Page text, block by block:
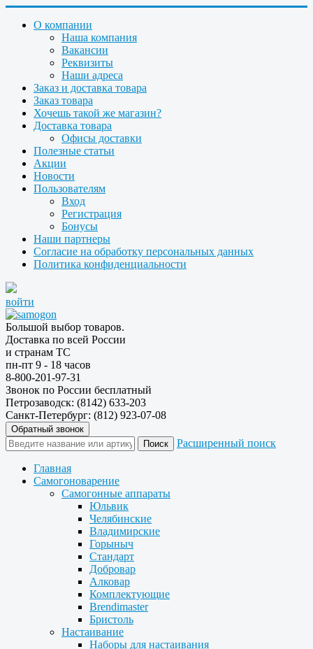
О компании
Наша компания
Вакансии
Реквизиты
Наши адреса
Заказ и доставка товара
Заказ товара
Хочешь такой же магазин?
Доставка товара
Офисы доставки
Полезные статьи
Акции
Новости
Пользователям
Вход
Регистрация
Бонусы
Наши партнеры
Согласие на обработку персональных данных
Политика конфиденциальности
войти
Большой выбор товаров.
Доставка по всей России
и странам ТС
пн-пт 9 - 18 часов
8-800-201-97-31
Звонок по России бесплатный
Петрозаводск: (8142) 633-203
Санкт-Петербург: (812) 923-07-08
Обратный звонок
Расширенный поиск
Главная
Самогоноварение
Самогонные аппараты
Юльвик
Челябинские
Владимирские
Горыныч
Стандарт
Добровар
Алковар
Комплектующие
Brendimaster
Бристоль
Настаивание
Наборы для настаивания